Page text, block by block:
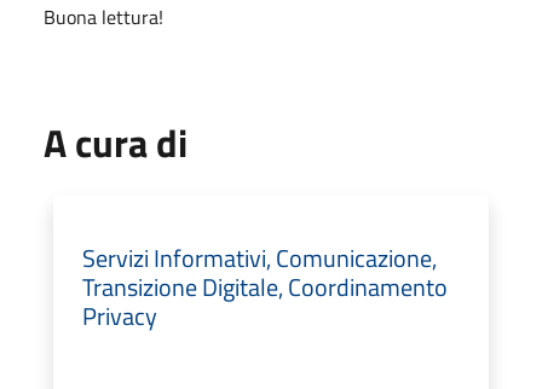
Buona lettura!
A cura di
Servizi Informativi, Comunicazione,
Transizione Digitale, Coordinamento
Privacy